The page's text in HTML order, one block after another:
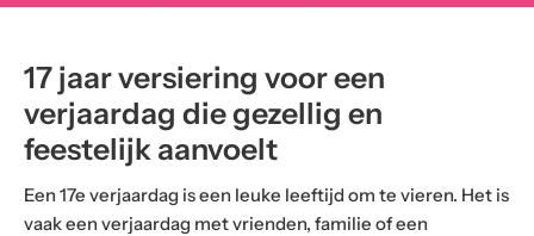
17 jaar versiering voor een
verjaardag die gezellig en
feestelijk aanvoelt
Een 17e verjaardag is een leuke leeftijd om te vieren. Het is
vaak een verjaardag met vrienden, familie of een